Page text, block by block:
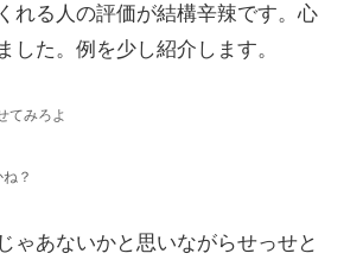
れる人の評価が結構辛辣です。心
した。例を少し紹介します。
てみろよ
？
ゃあないかと思いながらせっせと